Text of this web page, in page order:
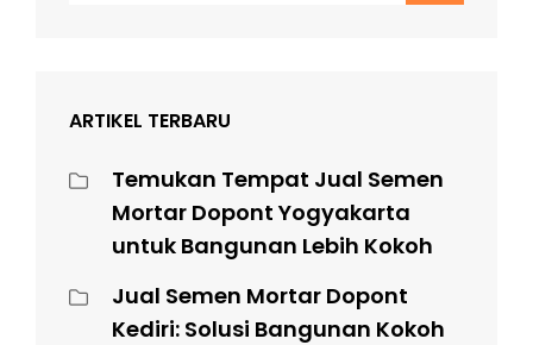
ARTIKEL TERBARU
Temukan Tempat Jual Semen
Mortar Dopont Yogyakarta
untuk Bangunan Lebih Kokoh
Jual Semen Mortar Dopont
Kediri: Solusi Bangunan Kokoh